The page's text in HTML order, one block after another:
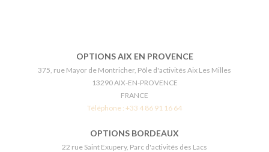
OPTIONS AIX EN PROVENCE
375, rue Mayor de Montricher, Pôle d'activités Aix Les Milles
13290 AIX-EN-PROVENCE
FRANCE
Téléphone : +33 4 86 91 16 64
OPTIONS BORDEAUX
22 rue Saint Exupery, Parc d'activités des Lacs